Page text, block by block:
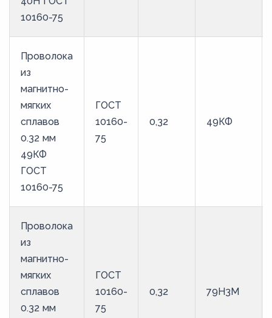
10160-75
Проволока
из
магнитно-
мягких
сплавов
0.32 мм
49КФ
ГОСТ
10160-75
ГОСТ
10160-
75
0,32 49КФ
Проволока
из
магнитно-
мягких
сплавов
0.32 мм
ГОСТ
10160-
75
0,32 79Н3М